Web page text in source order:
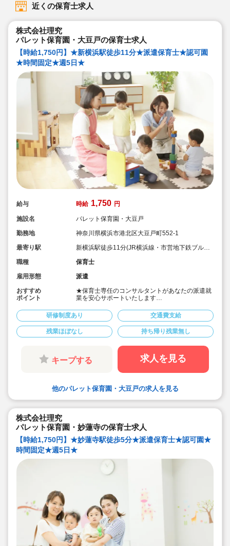
近くの保育士求人
株式会社理究
パレット保育園・大豆戸の保育士求人
【時給1,750円】★新横浜駅徒歩11分★派遣保育士★認可園
★時間固定★週5日★
給与 時給 1,750 円
施設名
パレット保育園・大豆戸
勤務地
神奈川県横浜市港北区大豆戸町552-1
最寄り駅
新横浜駅徒歩11分(JR横浜線・市営地下鉄ブルー
職種
保育士
雇用形態
派遣
おすすめ
ポイント
★保育士専任のコンサルタントがあなたの派遣就
業を安心サポートいたします
★時給1,750円の求人です
★時間固定でOK！ワークライフバランスの取れ
るお仕事
研修制度あり 交通費支給
残業ほぼなし 持ち帰り残業無し
キープする 求人を見る
他のパレット保育園・大豆戸の求人を見る
株式会社理究
パレット保育園・妙蓮寺の保育士求人
【時給1,750円】★妙蓮寺駅徒歩5分★派遣保育士★認可園★
時間固定★週5日★